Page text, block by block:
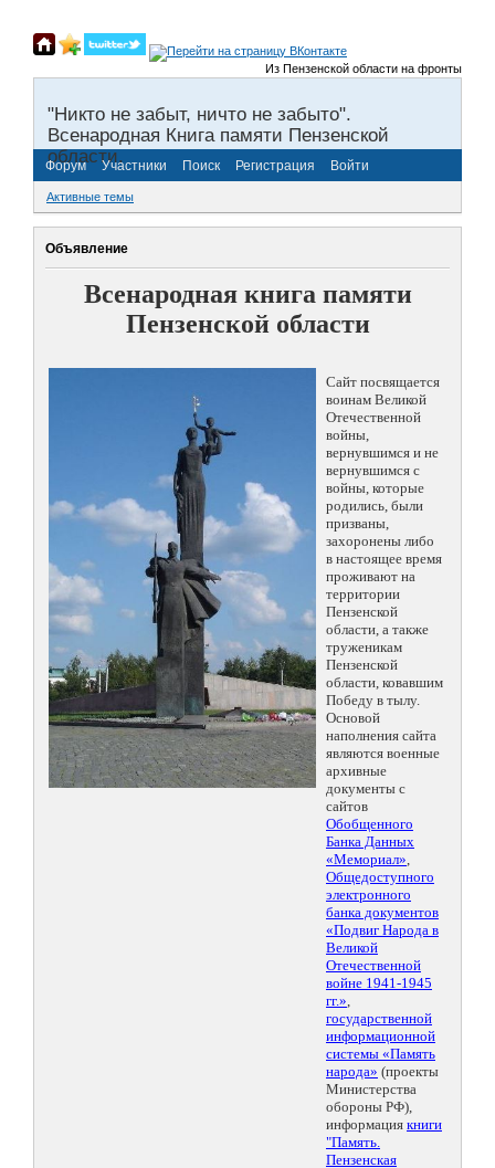
Из Пензенской области на фронты
"Никто не забыт, ничто не забыто".
Всенародная Книга памяти Пензенской
области.
Форум Участники Поиск Регистрация Войти
Активные темы
Объявление
Всенародная книга памяти
Пензенской области
Сайт посвящается
воинам Великой
Отечественной
войны,
вернувшимся и не
вернувшимся с
войны, которые
родились, были
призваны,
захоронены либо
в настоящее время
проживают на
территории
Пензенской
области, а также
труженикам
Пензенской
области, ковавшим
Победу в тылу.
Основой
наполнения сайта
являются военные
архивные
документы с
сайтов
Обобщенного
Банка Данных
«Мемориал»,
Общедоступного
электронного
банка документов
«Подвиг Народа в
Великой
Отечественной
войне 1941-1945
гг.»,
государственной
информационной
системы «Память
народа» (проекты
Министерства
обороны РФ),
информация книги
"Память.
Пензенская